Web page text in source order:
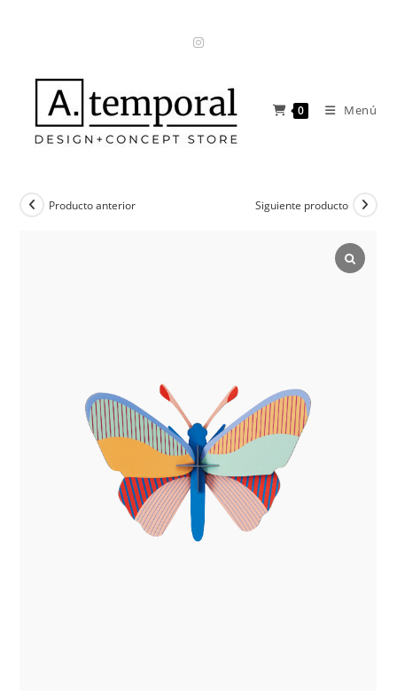
0 Menú
Producto anterior Siguiente producto